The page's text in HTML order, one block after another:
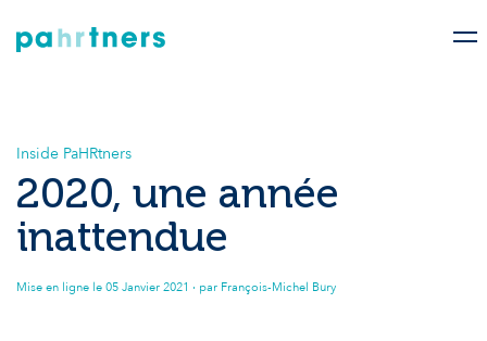
Inside PaHRtners
2020, une année
inattendue
Mise en ligne le 05 Janvier 2021 · par François-Michel Bury